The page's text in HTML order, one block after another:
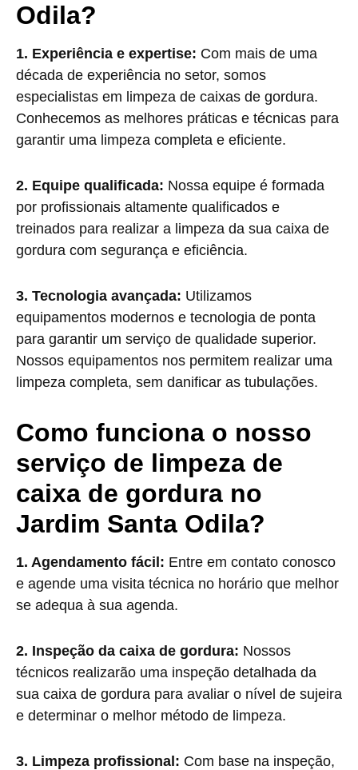
Odila?
1. Experiência e expertise: Com mais de uma
década de experiência no setor, somos
especialistas em limpeza de caixas de gordura.
Conhecemos as melhores práticas e técnicas para
garantir uma limpeza completa e eficiente.
2. Equipe qualificada: Nossa equipe é formada
por profissionais altamente qualificados e
treinados para realizar a limpeza da sua caixa de
gordura com segurança e eficiência.
3. Tecnologia avançada: Utilizamos
equipamentos modernos e tecnologia de ponta
para garantir um serviço de qualidade superior.
Nossos equipamentos nos permitem realizar uma
limpeza completa, sem danificar as tubulações.
Como funciona o nosso
serviço de limpeza de
caixa de gordura no
Jardim Santa Odila?
1. Agendamento fácil: Entre em contato conosco
e agende uma visita técnica no horário que melhor
se adequa à sua agenda.
2. Inspeção da caixa de gordura: Nossos
técnicos realizarão uma inspeção detalhada da
sua caixa de gordura para avaliar o nível de sujeira
e determinar o melhor método de limpeza.
3. Limpeza profissional: Com base na inspeção,